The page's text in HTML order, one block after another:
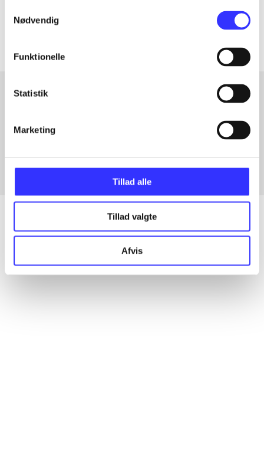
Nødvendig
Funktionelle
Statistik
Marketing
Tillad alle
Tillad valgte
Afvis
Artiklerne i
Fra
Alle registrerede artikler fordelt på udgivelser